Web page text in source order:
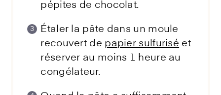
pépites de chocolat.
Étaler la pâte dans un moule
recouvert de papier sulfurisé et
réserver au moins 1 heure au
congélateur.